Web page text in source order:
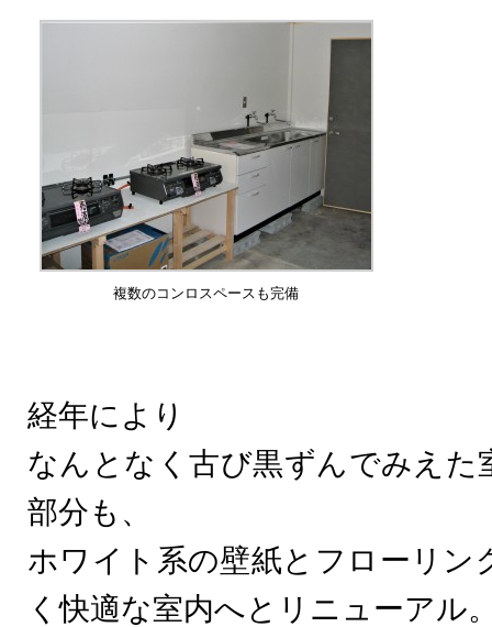
複数のコンロスペースも完備
経年により
なんとなく古び黒ずんでみえた
部分も、
ホワイト系の壁紙とフローリン
く快適な室内へとリニューアル